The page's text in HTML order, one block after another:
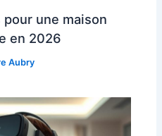
une maison
en 2026
Aubry